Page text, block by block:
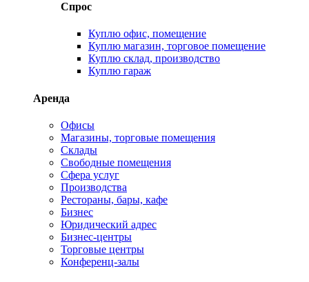
Спрос
Куплю офис, помещение
Куплю магазин, торговое помещение
Куплю склад, производство
Куплю гараж
Аренда
Офисы
Магазины, торговые помещения
Склады
Свободные помещения
Сфера услуг
Производства
Рестораны, бары, кафе
Бизнес
Юридический адрес
Бизнес-центры
Торговые центры
Конференц-залы